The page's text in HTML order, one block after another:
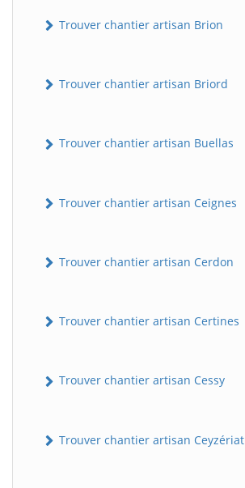
Trouver chantier artisan Brion
Trouver chantier artisan Briord
Trouver chantier artisan Buellas
Trouver chantier artisan Ceignes
Trouver chantier artisan Cerdon
Trouver chantier artisan Certines
Trouver chantier artisan Cessy
Trouver chantier artisan Ceyzériat